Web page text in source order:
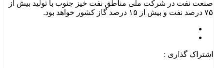
صنعت نفت در شرکت ملی مناطق نفت خیز جنوب با تولید بیش از
۷۵ درصد نفت و بیش از ۱۵ درصد گاز کشور خواهد بود.
اشتراک گذاری :